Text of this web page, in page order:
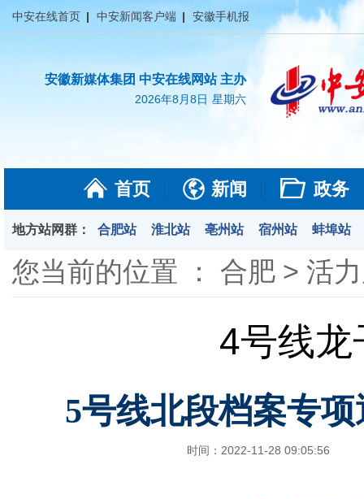
中安在线首页 中安新闻客户端 安徽手机报
安徽新媒体集团 中安在线网站 主办
2026年8月8日 星期六
首页 新闻 政务
地方站网群： 合肥站 淮北站 亳州站 宿州站 蚌埠站
您当前的位置 ： 合肥 > 活
4号线龙
5号线北段档案专
时间：2022-11-28 09:05:56